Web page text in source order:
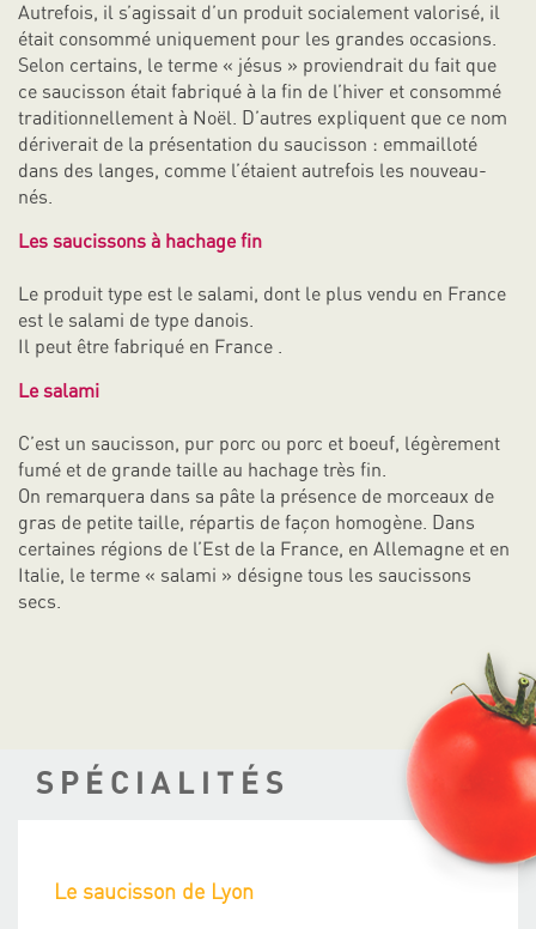
Autrefois, il s’agissait d’un produit socialement valorisé, il
était consommé uniquement pour les grandes occasions.
Selon certains, le terme « jésus » proviendrait du fait que
ce saucisson était fabriqué à la fin de l’hiver et consommé
traditionnellement à Noël. D’autres expliquent que ce nom
dériverait de la présentation du saucisson : emmailloté
dans des langes, comme l’étaient autrefois les nouveau-
nés.
Les saucissons à hachage fin
Le produit type est le salami, dont le plus vendu en France
est le salami de type danois.
Il peut être fabriqué en France .
Le salami
C’est un saucisson, pur porc ou porc et boeuf, légèrement
fumé et de grande taille au hachage très fin.
On remarquera dans sa pâte la présence de morceaux de
gras de petite taille, répartis de façon homogène. Dans
certaines régions de l’Est de la France, en Allemagne et en
Italie, le terme « salami » désigne tous les saucissons
secs.
SPÉCIALITÉS
Le saucisson de Lyon